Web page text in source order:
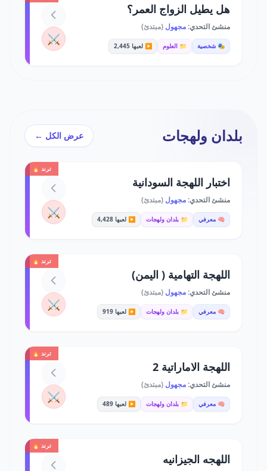
هل يطيل الزواج العمر؟
منشئ التحدي:مجهول (مبتدئ)
🎭 شخصية 📁 العلوم ▶️ لعبها 2,445 ⚔️
بلدان ولهجات عرض الكل ←
ترند 🔥
اختبار اللهجة السودانية
منشئ التحدي:مجهول (مبتدئ)
🧠 معرفي 📁 بلدان ولهجات ▶️ لعبها 4,428 ⚔️
ترند 🔥
اللهجة التهامية ( اليمن)
منشئ التحدي:مجهول (مبتدئ)
🧠 معرفي 📁 بلدان ولهجات ▶️ لعبها 919 ⚔️
ترند 🔥
اللهجة الاماراتية 2
منشئ التحدي:مجهول (مبتدئ)
🧠 معرفي 📁 بلدان ولهجات ▶️ لعبها 489 ⚔️
ترند 🔥
اللهجه الجيزانيه